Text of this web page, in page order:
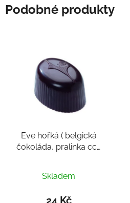
Podobné produkty
Eve hořká ( belgická
čokoláda, pralinka cca
Skladem
24 Kč